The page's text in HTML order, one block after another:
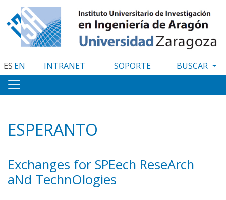
al
contenido
principal
ES EN INTRANET SOPORTE
ESPERANTO
Exchanges for SPEech ReseArch
aNd TechnOlogies